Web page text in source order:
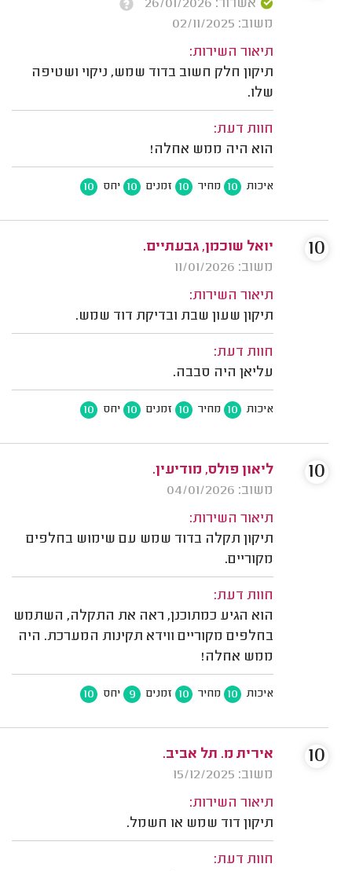
אשרור: 26/01/2026
משוב: 02/11/2025
תיאור השירות:
תיקון חלק חשוב בדוד שמש, ניקוי ושטיפה
שלו.
חוות דעת:
הוא היה ממש אחלה!
איכות 10 מחיר 10 זמנים 10 יחס 10
יואל שוכמן, גבעתיים.
משוב: 11/01/2026
תיאור השירות:
תיקון שעון שבת ובדיקת דוד שמש.
חוות דעת:
עליאן היה סבבה.
איכות 10 מחיר 10 זמנים 10 יחס 10
10
ליאון פולס, מודיעין.
משוב: 04/01/2026
תיאור השירות:
תיקון תקלה בדוד שמש עם שימוש בחלפים
מקוריים.
חוות דעת:
הוא הגיע כמתוכנן, ראה את התקלה, השתמש
בחלפים מקוריים ווידא תקינות המערכת. היה
ממש אחלה!
איכות 10 מחיר 10 זמנים 9 יחס 10
10
אירית מ. תל אביב.
משוב: 15/12/2025
תיאור השירות:
תיקון דוד שמש או חשמל.
חוות דעת:
10